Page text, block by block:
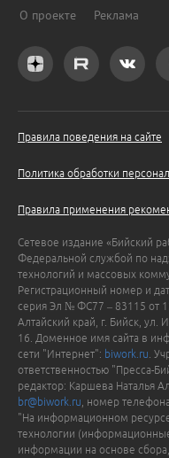
О проекте Реклама
Правила поведения на сайте
Политика обработки
Правила применения
Сетевое издание «Бийский
Федеральной службой по
технологий и массовых
Регистрационный номер и
серия Эл № ФС77 – 83115 от
Алтайский край, г. Бийск, ул.
16. Доменное имя сайта в
сети "Интернет": biwork.ru .
ответственностью "Пресса-
редактор: Каршева Наталья
br@biwork.ru , номер
"На информационном
технологии
информации на основе